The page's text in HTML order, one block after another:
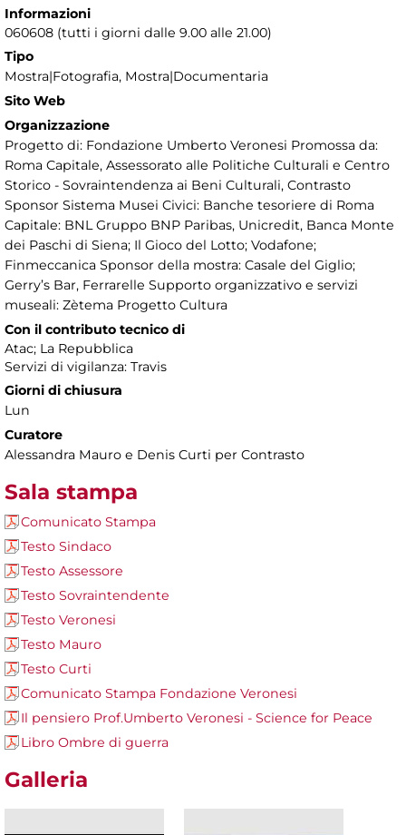
Informazioni
060608 (tutti i giorni dalle 9.00 alle 21.00)
Tipo
Mostra|Fotografia, Mostra|Documentaria
Sito Web
Organizzazione
Progetto di: Fondazione Umberto Veronesi Promossa da:
Roma Capitale, Assessorato alle Politiche Culturali e Centro
Storico - Sovraintendenza ai Beni Culturali, Contrasto
Sponsor Sistema Musei Civici: Banche tesoriere di Roma
Capitale: BNL Gruppo BNP Paribas, Unicredit, Banca Monte
dei Paschi di Siena; Il Gioco del Lotto; Vodafone;
Finmeccanica Sponsor della mostra: Casale del Giglio;
Gerry’s Bar, Ferrarelle Supporto organizzativo e servizi
museali: Zètema Progetto Cultura
Con il contributo tecnico di
Atac; La Repubblica
Servizi di vigilanza: Travis
Giorni di chiusura
Lun
Curatore
Alessandra Mauro e Denis Curti per Contrasto
Sala stampa
Comunicato Stampa
Testo Sindaco
Testo Assessore
Testo Sovraintendente
Testo Veronesi
Testo Mauro
Testo Curti
Comunicato Stampa Fondazione Veronesi
Il pensiero Prof.Umberto Veronesi - Science for Peace
Libro Ombre di guerra
Galleria